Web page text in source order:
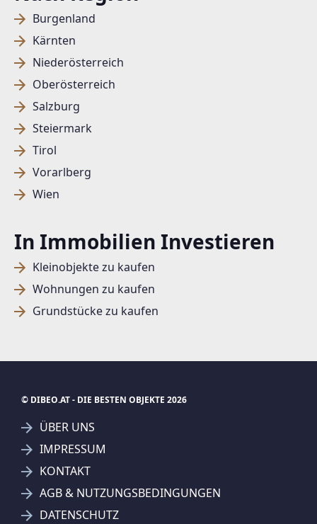
Burgenland
Kärnten
Niederösterreich
Oberösterreich
Salzburg
Steiermark
Tirol
Vorarlberg
Wien
In Immobilien Investieren
Kleinobjekte zu kaufen
Wohnungen zu kaufen
Grundstücke zu kaufen
SUCHAGENT ANLEGEN FÜR DIE
AKTUELLEN SUCHKRITERIEN
© DIBEO.AT - DIE BESTEN OBJEKTE 2026
ÜBER UNS
IMPRESSUM
KONTAKT
AGB & NUTZUNGSBEDINGUNGEN
DATENSCHUTZ